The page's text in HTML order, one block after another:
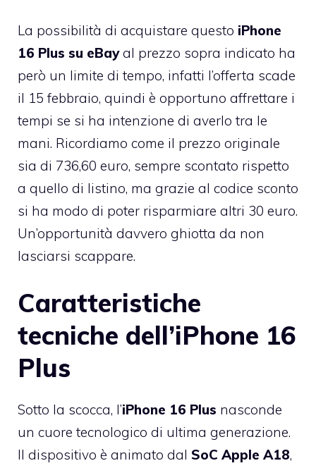
La possibilità di acquistare questo iPhone
16 Plus su eBayal prezzo sopra indicato ha
però un limite di tempo, infatti l’offerta scade
il 15 febbraio, quindi è opportuno affrettare i
tempi se si ha intenzione di averlo tra le
mani. Ricordiamo come il prezzo originale
sia di 736,60 euro, sempre scontato rispetto
a quello di listino, ma grazie al codice sconto
si ha modo di poter risparmiare altri 30 euro.
Un’opportunità davvero ghiotta da non
lasciarsi scappare.
Caratteristiche
tecniche dell’iPhone 16
Plus
Sotto la scocca, l’iPhone 16 Plus nasconde
un cuore tecnologico di ultima generazione.
Il dispositivo è animato dal SoC Apple A18,